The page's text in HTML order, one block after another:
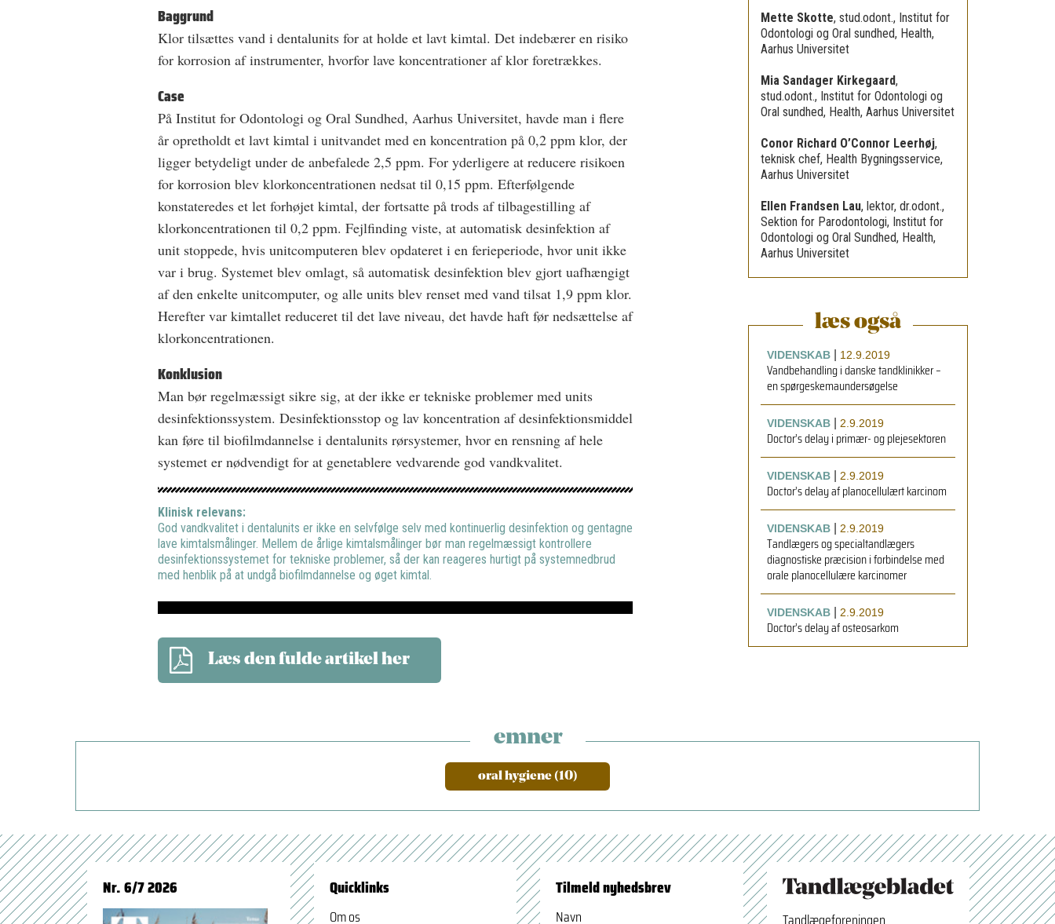
Baggrund
Klor tilsættes vand i dentalunits for at holde et lavt kimtal. Det indebærer en risiko
for korrosion af instrumenter, hvorfor lave koncentrationer af klor foretrækkes.
Case
På Institut for Odontologi og Oral Sundhed, Aarhus Universitet, havde man i flere
år opretholdt et lavt kimtal i unitvandet med en koncentration på 0,2 ppm klor, der
ligger betydeligt under de anbefalede 2,5 ppm. For yderligere at reducere risikoen
for korrosion blev klorkoncentrationen nedsat til 0,15 ppm. Efterfølgende
konstateredes et let forhøjet kimtal, der fortsatte på trods af tilbagestilling af
klorkoncentrationen til 0,2 ppm. Fejlfinding viste, at automatisk desinfektion af
unit stoppede, hvis unitcomputeren blev opdateret i en ferieperiode, hvor unit ikke
var i brug. Systemet blev omlagt, så automatisk desinfektion blev gjort uafhængigt
af den enkelte unitcomputer, og alle units blev renset med vand tilsat 1,9 ppm klor.
Herefter var kimtallet reduceret til det lave niveau, det havde haft før nedsættelse af
klorkoncentrationen.
Konklusion
Man bør regelmæssigt sikre sig, at der ikke er tekniske problemer med units
desinfektionssystem. Desinfektionsstop og lav koncentration af desinfektionsmiddel
kan føre til biofilmdannelse i dentalunits rørsystemer, hvor en rensning af hele
systemet er nødvendigt for at genetablere vedvarende god vandkvalitet.
Klinisk relevans:
God vandkvalitet i dentalunits er ikke en selvfølge selv med kontinuerlig desinfektion og gentagne
lave kimtalsmålinger. Mellem de årlige kimtalsmålinger bør man regelmæssigt kontrollere
desinfektionssystemet for tekniske problemer, så der kan reageres hurtigt på systemnedbrud
med henblik på at undgå biofilmdannelse og øget kimtal.
Læs den fulde artikel her
Mette Skotte, stud.odont., Institut for
Odontologi og Oral sundhed, Health,
Aarhus Universitet
Mia Sandager Kirkegaard,
stud.odont., Institut for Odontologi og
Oral sundhed, Health, Aarhus Universitet
Conor Richard O’Connor Leerhøj,
teknisk chef, Health Bygningsservice,
Aarhus Universitet
Ellen Frandsen Lau, lektor, dr.odont.,
Sektion for Parodontologi, Institut for
Odontologi og Oral Sundhed, Health,
Aarhus Universitet
læs også
VIDENSKAB| 12.9.2019
Vandbehandling i danske tandklinikker –
en spørgeskemaundersøgelse
VIDENSKAB| 2.9.2019
Doctor’s delay i primær- og plejesektoren
VIDENSKAB| 2.9.2019
Doctor’s delay af planocellulært karcinom
VIDENSKAB| 2.9.2019
Tandlægers og specialtandlægers
diagnostiske præcision i forbindelse med
orale planocellulære karcinomer
VIDENSKAB| 2.9.2019
Doctor’s delay af osteosarkom
emner
oral hygiene (10)
Nr. 6/7 2026 Quicklinks
Om os
Tilmeld nyhedsbrev
Navn